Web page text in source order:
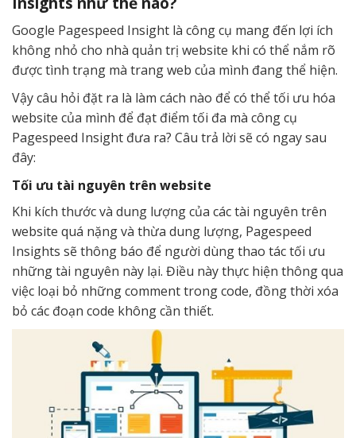
Google Pagespeed Insight là công cụ mang đến lợi ích
không nhỏ cho nhà quản trị website khi có thể nắm rõ
được tình trạng mà trang web của mình đang thể hiện.
Vậy câu hỏi đặt ra là làm cách nào để có thể tối ưu hóa
website của mình để đạt điểm tối đa mà công cụ
Pagespeed Insight đưa ra? Câu trả lời sẽ có ngay sau
đây:
Tối ưu tài nguyên trên website
Khi kích thước và dung lượng của các tài nguyên trên
website quá nặng và thừa dung lượng, Pagespeed
Insights sẽ thông báo để người dùng thao tác tối ưu
những tài nguyên này lại. Điều này thực hiện thông qua
việc loại bỏ những comment trong code, đồng thời xóa
bỏ các đoạn code không cần thiết.